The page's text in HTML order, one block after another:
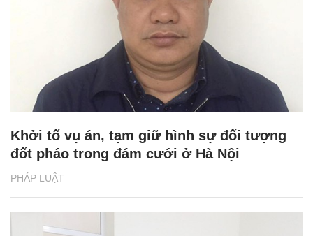
PHÁP LUẬT
Khởi tố vụ án, tạm giữ hình sự đối tượng
đốt pháo trong đám cưới ở Hà Nội